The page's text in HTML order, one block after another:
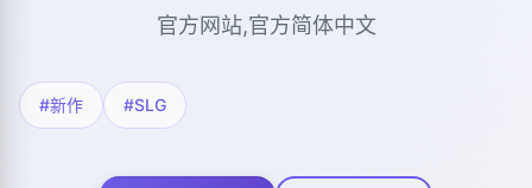
官方网站,官方简体中文
#新作 #SLG